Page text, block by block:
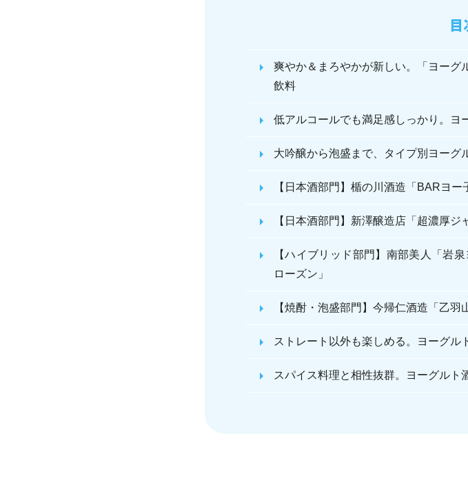
目
爽やか＆まろやかが新しい。「ヨーグ
飲料
低アルコールでも満足感しっかり。ヨ
大吟醸から泡盛まで、タイプ別ヨーグ
【日本酒部門】楯の川酒造「BARヨ
【日本酒部門】新澤醸造店「超濃厚ジ
【ハイブリッド部門】南部美人「岩
ローズン」
【焼酎・泡盛部門】今帰仁酒造「乙羽
ストレート以外も楽しめる。ヨーグル
スパイス料理と相性抜群。ヨーグルト